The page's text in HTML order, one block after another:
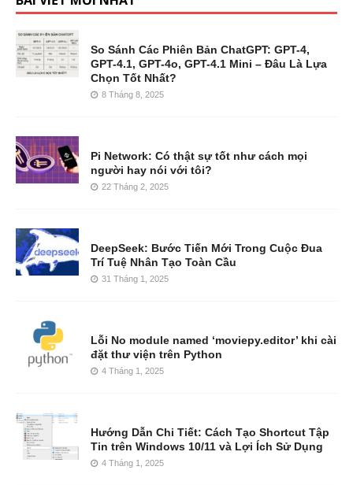
So Sánh Các Phiên Bản ChatGPT: GPT-4,
GPT-4.1, GPT-4o, GPT-4.1 Mini – Đâu Là Lựa
Chọn Tốt Nhất?
8 Tháng 8, 2025
Pi Network: Có thật sự tốt như cách mọi
người hay nói với tôi?
22 Tháng 2, 2025
DeepSeek: Bước Tiến Mới Trong Cuộc Đua
Trí Tuệ Nhân Tạo Toàn Cầu
31 Tháng 1, 2025
Lỗi No module named ‘moviepy.editor’ khi cài
đặt thư viện trên Python
4 Tháng 1, 2025
Hướng Dẫn Chi Tiết: Cách Tạo Shortcut Tập
Tin trên Windows 10/11 và Lợi Ích Sử Dụng
4 Tháng 1, 2025